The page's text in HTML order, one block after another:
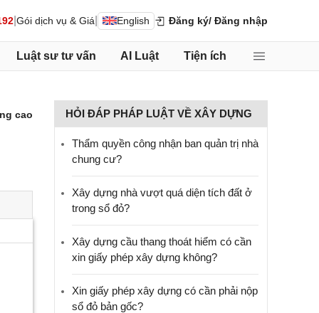
Gói dịch vụ & Giá English Đăng ký/ Đăng nhập
Luật sư tư vấn AI Luật Tiện ích
cao HỎI ĐÁP PHÁP LUẬT VỀ XÂY DỰNG
Thẩm quyền công nhận ban quản trị nhà
chung cư?
Xây dựng nhà vượt quá diện tích đất ở
trong sổ đỏ?
Xây dựng cầu thang thoát hiểm có cần
xin giấy phép xây dựng không?
Xin giấy phép xây dựng có cần phải nộp
sổ đỏ bản gốc?